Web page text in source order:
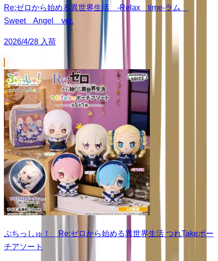
Re:ゼロから始める異世界生活 -Relax time-ラム
Sweet Angel ver.
2026/4/28 入荷
ぷちっしゅ！ Re:ゼロから始める異世界生活 つれTakeポー
チアソート